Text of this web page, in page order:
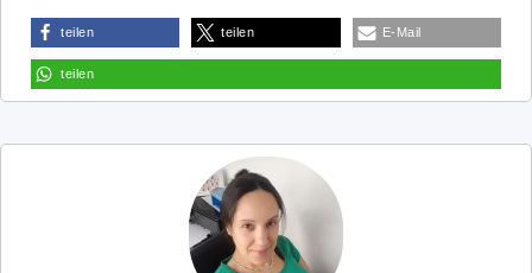
teilen teilen E-Mail
teilen